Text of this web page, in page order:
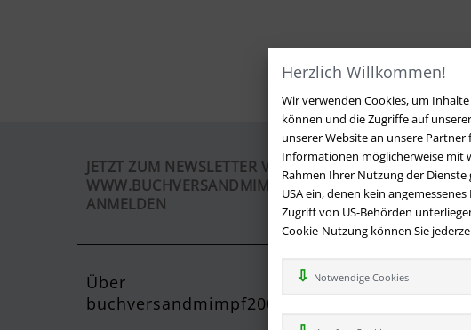
Herzlich Willkommen!
Wir verwenden Cookies, um
können und die Zugriffe auf
unserer Website an unsere
Informationen möglicherweise mit
Rahmen Ihrer Nutzung der
USA ein, denen kein
Zugriff von US-Behörden
Cookie-Nutzung können Sie
Notwendige Cookies
JETZT ZUM NEWSLETTER VON
WWW.BUCHVERSANDMIMPF2000.DE
ANMELDEN
Über
buchversandmimpf2000.de
Kontakt